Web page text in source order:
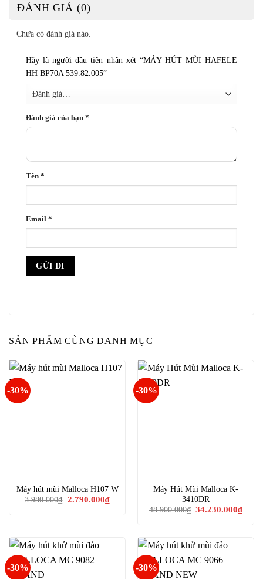
ĐÁNH GIÁ (0)
Chưa có đánh giá nào.
Hãy là người đầu tiên nhận xét “MÁY HÚT MÙI HAFELE
HH BP70A 539.82.005”
Đánh giá của bạn *
Tên *
Email *
SẢN PHẨM CÙNG DANH MỤC
-30%
Máy hút mùi Malloca H107 W
3.980.000₫
Giá
2.790.000₫Giá
hiện
-30%
Máy Hút Mùi Malloca K-
3410DR
48.900.000₫ Giá
34.230.000₫Giá
hiện
-30% -30%